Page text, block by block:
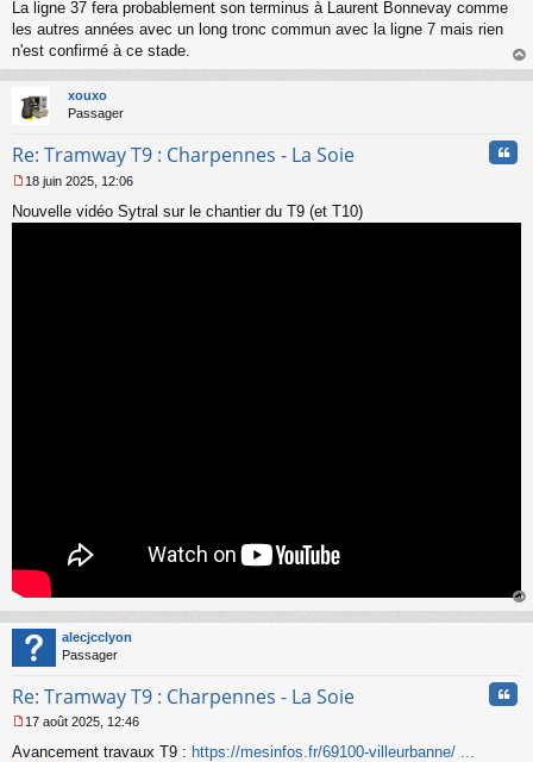
u
La ligne 37 fera probablement son terminus à Laurent Bonnevay comme
les autres années avec un long tronc commun avec la ligne 7 mais rien
n'est confirmé à ce stade.
au
xouxo
Passager
Re: Tramway T9 : Charpennes - La Soie
e
18 juin 2025, 12:06
Nouvelle vidéo Sytral sur le chantier du T9 (et T10)
au
alecjcclyon
Passager
Re: Tramway T9 : Charpennes - La Soie
e
17 août 2025, 12:46
Avancement travaux T9 : https://mesinfos.fr/69100-villeurbanne/ ...